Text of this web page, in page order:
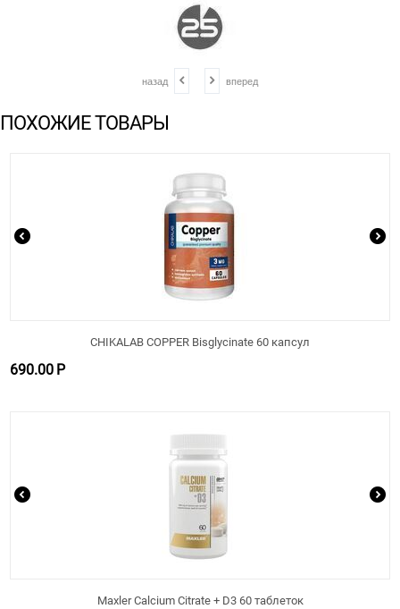
назад вперед
ПОХОЖИЕ ТОВАРЫ
CHIKALAB COPPER Bisglycinate 60 капсул
690.00 Р
Maxler Calcium Citrate + D3 60 таблеток